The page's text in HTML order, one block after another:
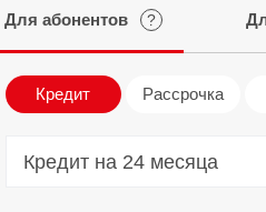
Infinix GT
Infinix Note
Для абонентов ?
Кредит Рассрочка
Кредит на 24 месяца
Кредит на 24 месяца